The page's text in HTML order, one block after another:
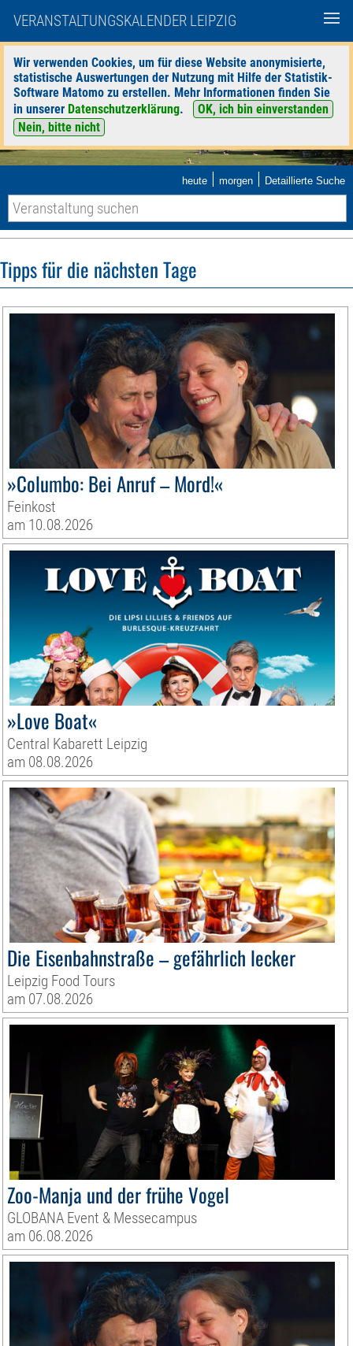
VERANSTALTUNGSKALENDER LEIPZIG
Wir verwenden Cookies, um für diese Website anonymisierte,
statistische Auswertungen der Nutzung mit Hilfe der Statistik-
Software Matomo zu erstellen. Mehr Informationen finden Sie
in unserer Datenschutzerklärung.
OK, ich bin einverstanden
Nein, bitte nicht
heute | morgen | Detaillierte Suche
Tipps für die nächsten Tage
»Columbo: Bei Anruf – Mord!«
Feinkost
am 10.08.2026
»Love Boat«
Central Kabarett Leipzig
am 08.08.2026
Die Eisenbahnstraße – gefährlich lecker
Leipzig Food Tours
am 07.08.2026
Zoo-Manja und der frühe Vogel
GLOBANA Event & Messecampus
am 06.08.2026